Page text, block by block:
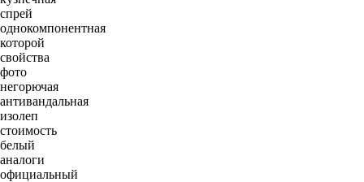
спрей
однокомпонентная
которой
свойства
фото
негорючая
антивандальная
изолеп
стоимость
белый
аналоги
официальный